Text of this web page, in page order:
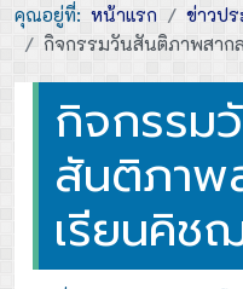
คุณอยู่ที่: หน้าแรก ข่าวป
กิจกรรมวันสันติภาพสาก
กิจกรรม
สันติภาพ
เรียนคิช